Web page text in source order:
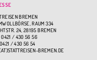
BREMEN
RAUM 334
24, 28195 BREMEN
0421 / 430 56 56
/ 430 56 54
BREMEN.DE